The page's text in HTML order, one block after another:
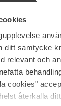
ditt samtycke
relevant och
cookies"
återkalla